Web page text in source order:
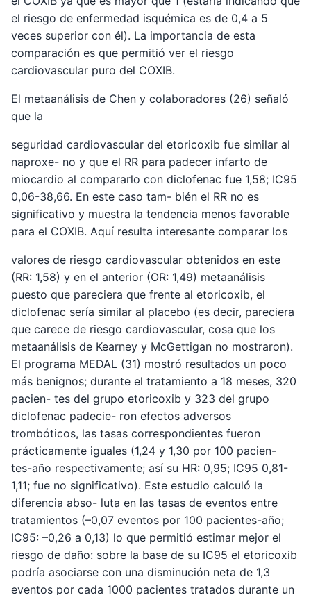
el riesgo de enfermedad isquémica es de 0,4 a 5
veces superior con él). La importancia de esta
comparación es que permitió ver el riesgo
cardiovascular puro del COXIB.
El metaanálisis de Chen y colaboradores (26) señaló
que la
seguridad cardiovascular del etoricoxib fue similar al
naproxe- no y que el RR para padecer infarto de
miocardio al compararlo con diclofenac fue 1,58; IC95
0,06-38,66. En este caso tam- bién el RR no es
significativo y muestra la tendencia menos favorable
para el COXIB. Aquí resulta interesante comparar los
valores de riesgo cardiovascular obtenidos en este
(RR: 1,58) y en el anterior (OR: 1,49) metaanálisis
puesto que pareciera que frente al etoricoxib, el
diclofenac sería similar al placebo (es decir, pareciera
que carece de riesgo cardiovascular, cosa que los
metaanálisis de Kearney y McGettigan no mostraron).
El programa MEDAL (31) mostró resultados un poco
más benignos; durante el tratamiento a 18 meses, 320
pacien- tes del grupo etoricoxib y 323 del grupo
diclofenac padecie- ron efectos adversos
trombóticos, las tasas correspondientes fueron
prácticamente iguales (1,24 y 1,30 por 100 pacien-
tes-año respectivamente; así su HR: 0,95; IC95 0,81-
1,11; fue no significativo). Este estudio calculó la
diferencia abso- luta en las tasas de eventos entre
tratamientos (–0,07 eventos por 100 pacientes-año;
IC95: –0,26 a 0,13) lo que permitió estimar mejor el
riesgo de daño: sobre la base de su IC95 el etoricoxib
podría asociarse con una disminución neta de 1,3
eventos por cada 1000 pacientes tratados durante un